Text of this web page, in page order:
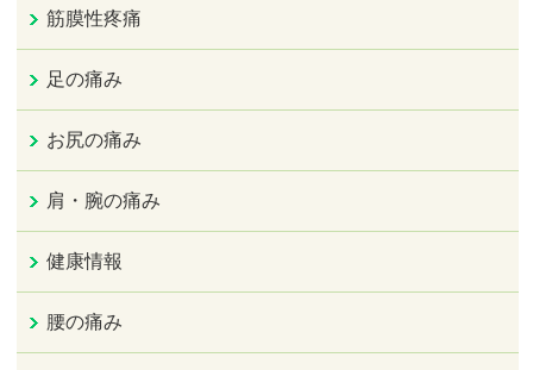
筋膜性疼痛
足の痛み
お尻の痛み
肩・腕の痛み
健康情報
腰の痛み